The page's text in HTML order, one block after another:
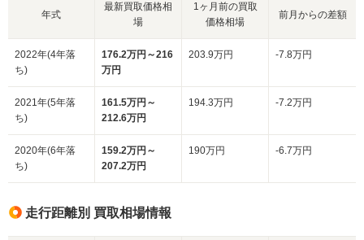
年式
最新買取価格相
場
1ヶ月前の買取
価格相場
前月からの差額
2022年(4年落
ち)
176.2万円～216
万円
203.9万円 -7.8万円
2021年(5年落
ち)
161.5万円～
212.6万円
194.3万円 -7.2万円
2020年(6年落
ち)
159.2万円～
207.2万円
190万円 -6.7万円
走行距離別 買取相場情報